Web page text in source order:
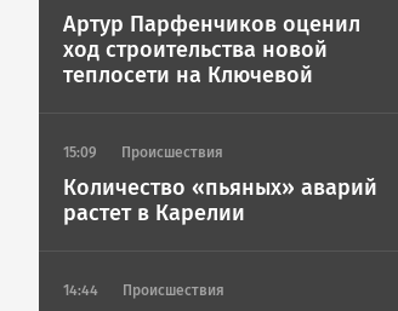
Артур Парфенчиков оценил
ход строительства новой
теплосети на Ключевой
15:09 Происшествия
Количество «пьяных» аварий
растет в Карелии
14:44 Происшествия